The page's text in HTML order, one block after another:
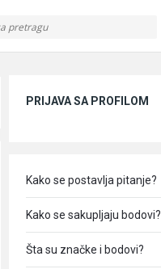
PRIJAVA SA PROFILOM
Kako se postavlja pitanje?
Kako se sakupljaju bodovi?
Šta su značke i bodovi?